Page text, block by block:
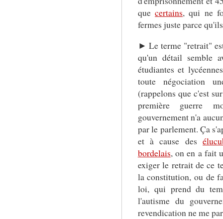
quecertains, qui ne
fermes juste parce
► Le terme "retrait"
qu'un détail semble
étudiantes et
toute négociation
(rappelons que c'est
première guerre
gouvernement n'a
par le parlement. Ça
et à cause des
bordelais, on en a fait
exiger le retrait de ce
la constitution, ou de
loi, qui prend du
l'autisme du
revendication ne me